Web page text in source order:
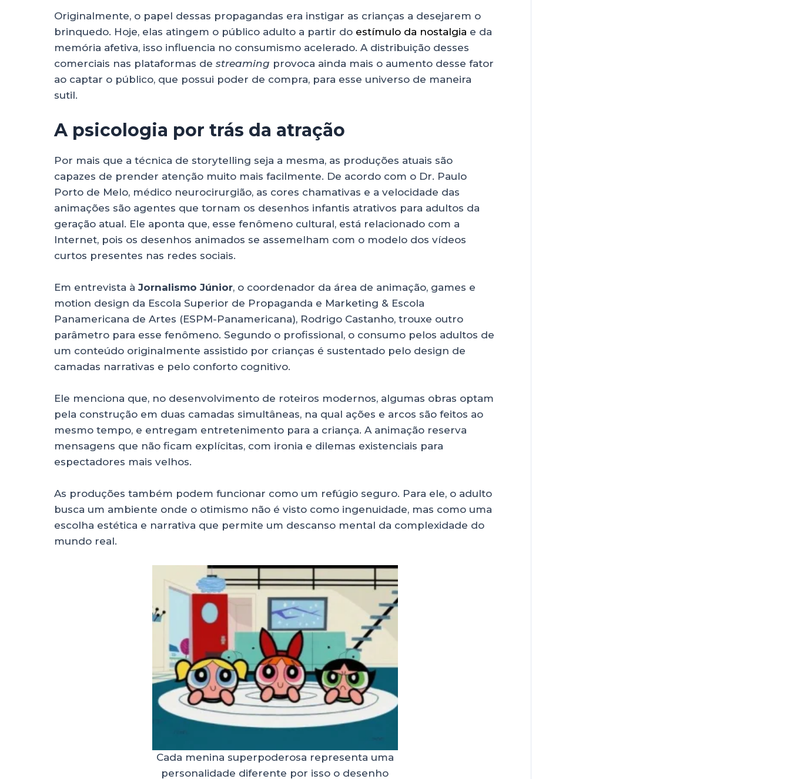
Originalmente, o papel dessas propagandas era instigar as crianças a desejarem o
brinquedo. Hoje, elas atingem o público adulto a partir do estímulo da nostalgia e da
memória afetiva, isso influencia no consumismo acelerado. A distribuição desses
comerciais nas plataformas de streaming provoca ainda mais o aumento desse fator
ao captar o público, que possui poder de compra, para esse universo de maneira
sutil.
A psicologia por trás da atração
Por mais que a técnica de storytelling seja a mesma, as produções atuais são
capazes de prender atenção muito mais facilmente. De acordo com o Dr. Paulo
Porto de Melo, médico neurocirurgião, as cores chamativas e a velocidade das
animações são agentes que tornam os desenhos infantis atrativos para adultos da
geração atual. Ele aponta que, esse fenômeno cultural, está relacionado com a
Internet, pois os desenhos animados se assemelham com o modelo dos vídeos
curtos presentes nas redes sociais.
Em entrevista à Jornalismo Júnior, o coordenador da área de animação, games e
motion design da Escola Superior de Propaganda e Marketing & Escola
Panamericana de Artes (ESPM-Panamericana), Rodrigo Castanho, trouxe outro
parâmetro para esse fenômeno. Segundo o profissional, o consumo pelos adultos de
um conteúdo originalmente assistido por crianças é sustentado pelo design de
camadas narrativas e pelo conforto cognitivo.
Ele menciona que, no desenvolvimento de roteiros modernos, algumas obras optam
pela construção em duas camadas simultâneas, na qual ações e arcos são feitos ao
mesmo tempo, e entregam entretenimento para a criança. A animação reserva
mensagens que não ficam explícitas, com ironia e dilemas existenciais para
espectadores mais velhos.
As produções também podem funcionar como um refúgio seguro. Para ele, o adulto
busca um ambiente onde o otimismo não é visto como ingenuidade, mas como uma
escolha estética e narrativa que permite um descanso mental da complexidade do
mundo real.
Cada menina superpoderosa representa uma
personalidade diferente por isso o desenho